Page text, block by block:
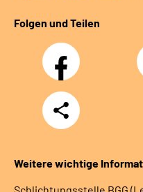
Folgen und Teilen
Facebook
Teilen
Weitere wichtige